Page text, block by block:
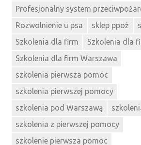
Profesjonalny system
Rozwolnienie u psa
sklep ppoż
Szkolenia dla firm
Szkolenia dla
Szkolenia dla firm Warszawa
szkolenia pierwsza pomoc
szkolenia pierwszej pomocy
szkolenia pod Warszawą
szkolenia z pierwszej pomocy
szkolenie pierwsza pomoc